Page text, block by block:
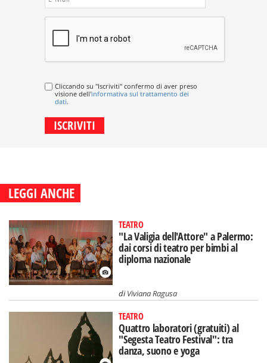
Cliccando su "Iscriviti" confermo di aver preso
visione dell'informativa sul trattamento dei
dati.
LEGGI ANCHE
TEATRO
"La Valigia dell'Attore" a Palermo:
dai corsi di teatro per bimbi al
diploma nazionale
diViviana Ragusa
TEATRO
Quattro laboratori (gratuiti) al
"Segesta Teatro Festival": tra
danza, suono e yoga